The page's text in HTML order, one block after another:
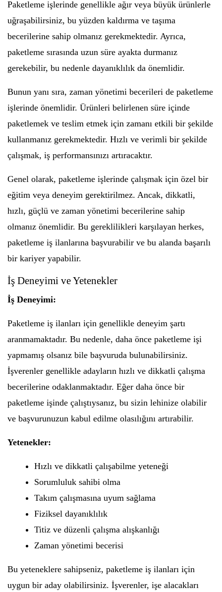
Paketleme işlerinde genellikle ağır veya büyük ürünlerle
uğraşabilirsiniz, bu yüzden kaldırma ve taşıma
becerilerine sahip olmanız gerekmektedir. Ayrıca,
paketleme sırasında uzun süre ayakta durmanız
gerekebilir, bu nedenle dayanıklılık da önemlidir.
Bunun yanı sıra, zaman yönetimi becerileri de paketleme
işlerinde önemlidir. Ürünleri belirlenen süre içinde
paketlemek ve teslim etmek için zamanı etkili bir şekilde
kullanmanız gerekmektedir. Hızlı ve verimli bir şekilde
çalışmak, iş performansınızı artıracaktır.
Genel olarak, paketleme işlerinde çalışmak için özel bir
eğitim veya deneyim gerektirilmez. Ancak, dikkatli,
hızlı, güçlü ve zaman yönetimi becerilerine sahip
olmanız önemlidir. Bu gereklilikleri karşılayan herkes,
paketleme iş ilanlarına başvurabilir ve bu alanda başarılı
bir kariyer yapabilir.
İş Deneyimi ve Yetenekler
İş Deneyimi:
Paketleme iş ilanları için genellikle deneyim şartı
aranmamaktadır. Bu nedenle, daha önce paketleme işi
yapmamış olsanız bile başvuruda bulunabilirsiniz.
İşverenler genellikle adayların hızlı ve dikkatli çalışma
becerilerine odaklanmaktadır. Eğer daha önce bir
paketleme işinde çalıştıysanız, bu sizin lehinize olabilir
ve başvurunuzun kabul edilme olasılığını artırabilir.
Yetenekler:
Hızlı ve dikkatli çalışabilme yeteneği
Sorumluluk sahibi olma
Takım çalışmasına uyum sağlama
Fiziksel dayanıklılık
Titiz ve düzenli çalışma alışkanlığı
Zaman yönetimi becerisi
Bu yeteneklere sahipseniz, paketleme iş ilanları için
uygun bir aday olabilirsiniz. İşverenler, işe alacakları